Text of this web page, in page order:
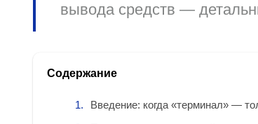
вывода средств —
Содержание
Введение: когда «терминал» —